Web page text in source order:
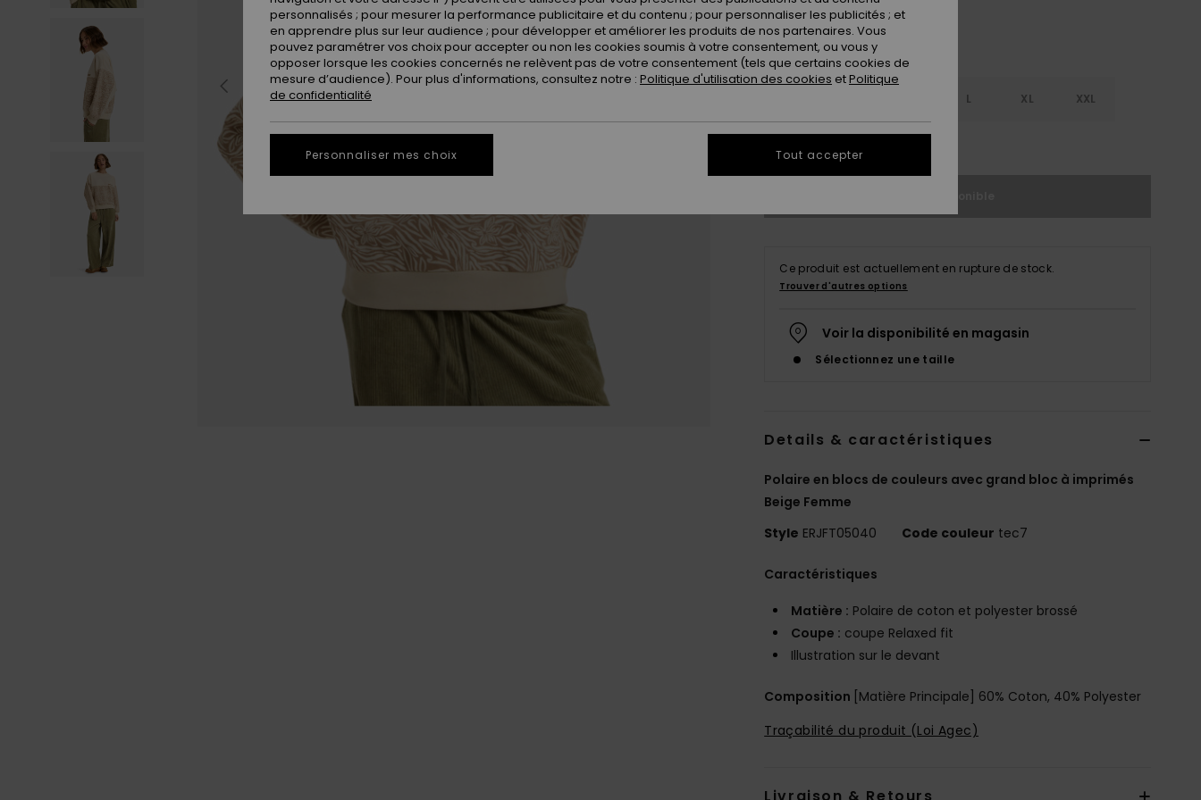
L XL XXL
Ce produit est actuellement en rupture de stock.
Trouver d'autres options
Voir la disponibilité en magasin
Sélectionnez une taille
Details & caractéristiques
Polaire en blocs de couleurs avec grand bloc à imprimés
Beige Femme
Style ERJFT05040 Code couleur tec7
Caractéristiques
Matière : Polaire de coton et polyester brossé
Coupe : coupe Relaxed fit
Illustration sur le devant
Composition [Matière Principale] 60% Coton, 40% Polyester
Traçabilité du produit (Loi Agec)
Livraison & Retours
personnalisés ; pour mesurer la performance publicitaire et du contenu ; pour personnaliser les publicités ; et
en apprendre plus sur leur audience ; pour développer et améliorer les produits de nos partenaires. Vous
pouvez paramétrer vos choix pour accepter ou non les cookies soumis à votre consentement, ou vous y
opposer lorsque les cookies concernés ne relèvent pas de votre consentement (tels que certains cookies de
mesure d’audience). Pour plus d'informations, consultez notre : Politique d'utilisation des cookies etPolitique
de confidentialité
Personnaliser mes choix Tout accepter